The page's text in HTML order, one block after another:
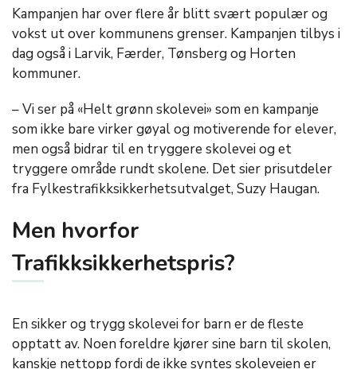
Kampanjen har over flere år blitt svært populær og
vokst ut over kommunens grenser. Kampanjen tilbys i
dag også i Larvik, Færder, Tønsberg og Horten
kommuner.
– Vi ser på «Helt grønn skolevei» som en kampanje
som ikke bare virker gøyal og motiverende for elever,
men også bidrar til en tryggere skolevei og et
tryggere område rundt skolene. Det sier prisutdeler
fra Fylkestrafikksikkerhetsutvalget, Suzy Haugan.
Men hvorfor
Trafikksikkerhetspris?
En sikker og trygg skolevei for barn er de fleste
opptatt av. Noen foreldre kjører sine barn til skolen,
kanskje nettopp fordi de ikke syntes skoleveien er